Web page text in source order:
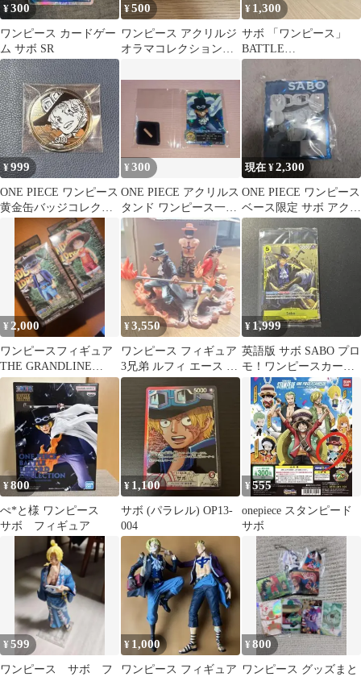
¥300
ワンピース カードゲー
ム サボ SR
¥500
ワンピース アクリルジ
オラマコレクション
アラ
¥ 1,300
サボ 「ワンピース」
BATTLE
RECORDCOLLECTION
-SABO-
¥999
ONE PIECE ワンピース
黄金缶バッジコレクシ
ョン 第2弾 サボ
¥300
ONE PIECE アクリルス
タンド ワンピース一番
くじ サボアクリルス
タンド
現在 ¥2,300
ONE PIECE ワンピース
ベース限定 サボ アクリ
ルブロックキーホルダ
ー
¥2,000
ワンピースフィギュア
THE GRANDLINE
CHILDREN サボ/ルフ
¥3,550
ワンピース フィギュア
3兄弟 ルフィ エース サ
ボ
¥ 1,999
英語版 サボ SABO プロ
モ！ワンピースカード
P-073 PROMO
¥800
ぺ*と様 ワンピース
サボ フィギュア
¥ 1,100
サボ (パラレル) OP13-
004
¥555
onepiece スタンピード
サボ
¥599
ワンピース サボ フ
¥ 1,000
ワンピース フィギュア
¥800
ワンピース グッズまと